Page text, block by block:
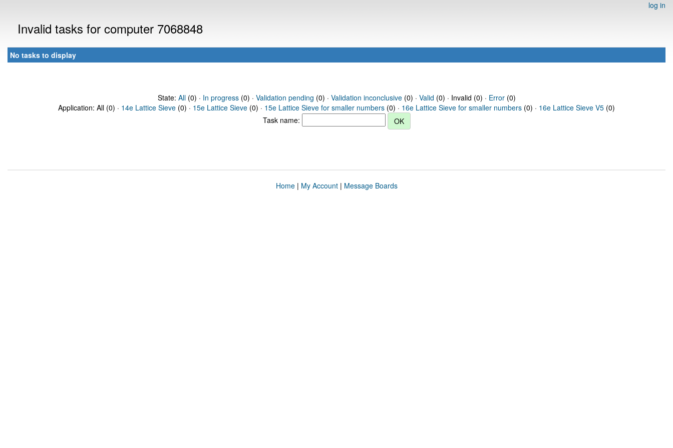
log in
Invalid tasks for computer 7068848
No tasks to display
State: All(0) · In progress(0) · Validation pending (0) · Validation inconclusive(0) · Valid (0) · Invalid (0) · Error(0)
Application: All (0) · 14e Lattice Sieve (0) · 15e Lattice Sieve (0) · 15e Lattice Sieve for smaller numbers (0) · 16e Lattice Sieve for smaller numbers (0) · 16e Lattice Sieve V5 (0)
Task name:
Home| My Account| Message Boards